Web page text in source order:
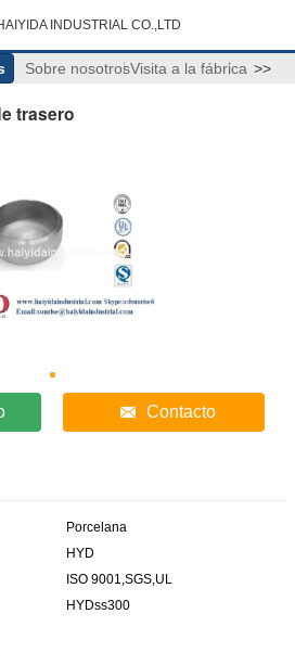
INDUSTRIAL CO.,LTD
Sobre nosotrosVisita a la fábrica >>
trasero
Contacto
Porcelana
HYD
ISO 9001,SGS,UL
HYDss300